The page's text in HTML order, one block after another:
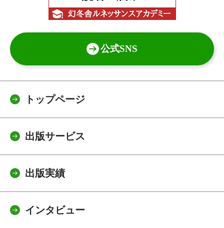
公式SNS
トップページ
出版サービス
出版実績
インタビュー